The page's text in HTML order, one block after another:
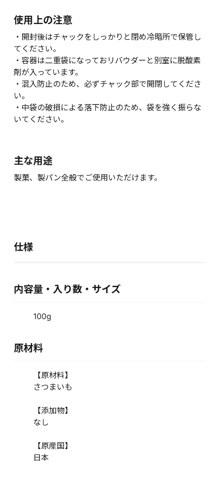
使用上の注意
・開封後はチャックをしっかりと閉め冷暗所で保管し
てください。
・容器は二重袋になっておリバウダーと別室に脱酸素
剤が入っています。
・混入防止のため、必ずチャック部で開閉してくださ
い。
・中袋の破損による落下防止のため、袋を強く振らな
いてください。
主な用途
製菓、製パン全般でご使用いただけます。
仕様
内容量・入り数・サイズ
100g
原材料
【原材料】
さつまいも
【添加物】
なし
【原産国】
日本